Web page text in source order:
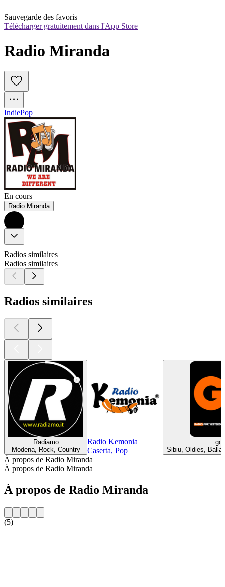
Sauvegarde des favoris
Télécharger gratuitement dans l'App Store
Radio Miranda
IndiePop
En cours
Radio Miranda
Radios similaires
Radios similaires
Radios similaires
Radiamo
Modena, Rock, Country
Radio Kemonia
Caserta, Pop
Sibiu, Oldies,
À propos de Radio Miranda
À propos de Radio Miranda
À propos de Radio Miranda
(5)